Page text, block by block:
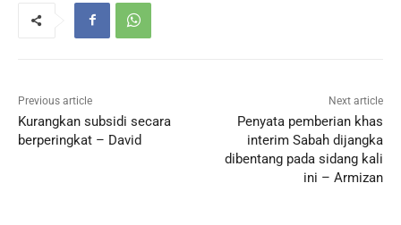
Previous article
Kurangkan subsidi secara
berperingkat – David
Next article
Penyata pemberian khas
interim Sabah dijangka
dibentang pada sidang kali
ini – Armizan